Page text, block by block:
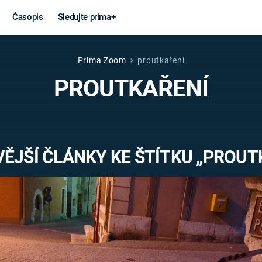
Časopis Sledujte prima+
Věda a
technika
MARS
VÁLEČNÉ
Záhady a
Prima Zoom proutkaření
PROUTKAŘENÍ
ČLÁNKY KE ŠTÍTKU